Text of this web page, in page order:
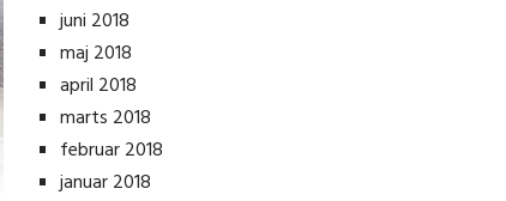
juni 2018
maj 2018
april 2018
marts 2018
februar 2018
januar 2018